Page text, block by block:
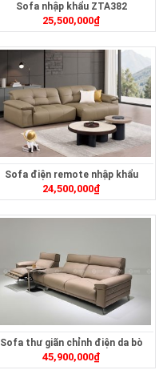
Sofa nhập khẩu ZTA382
25,500,000₫
Sofa điện remote nhập khẩu
ZT2620
24,500,000₫
Sofa thư giãn chỉnh điện da bò
ZT268
45,900,000₫